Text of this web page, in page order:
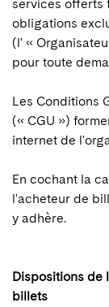
services offerts
obligations
(l' «
pour toute
Les Conditions
(« CGU »)
internet de
En cochant la
l'acheteur de
y adhère.
Dispositions de
billets